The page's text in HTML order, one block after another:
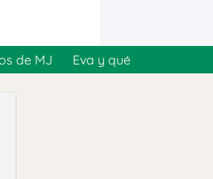
de MJ Eva y qué